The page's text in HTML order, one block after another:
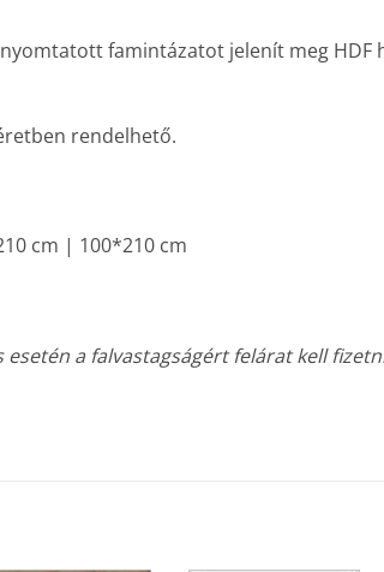
famintázatot jelenít meg HDF
rendelhető.
cm | 100*210 cm
a falvastagságért felárat kell